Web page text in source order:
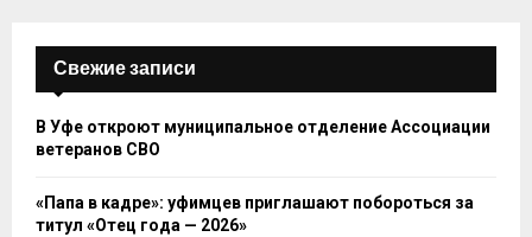
Свежие записи
В Уфе откроют муниципальное отделение Ассоциации
ветеранов СВО
«Папа в кадре»: уфимцев приглашают побороться за
титул «Отец года — 2026»